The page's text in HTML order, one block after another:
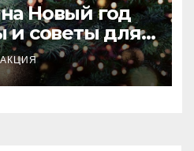
Новый год
и советы для